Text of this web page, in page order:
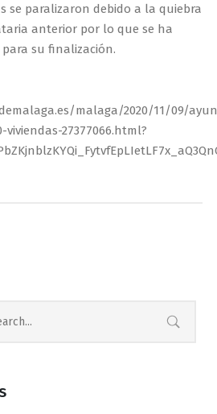
se paralizaron debido a la quiebra
anterior por lo que se ha
su finalización.
malaga/2020/11/09/
27377066.html?